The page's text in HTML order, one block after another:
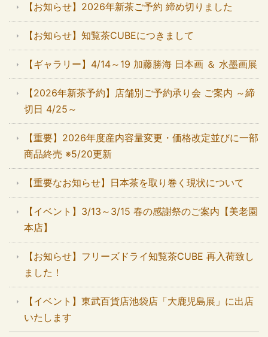
【お知らせ】2026年新茶ご予約 締め切りました
【お知らせ】知覧茶CUBEにつきまして
【ギャラリー】4/14～19 加藤勝海 日本画 ＆ 水墨画展
【2026年新茶予約】店舗別ご予約承り会 ご案内 ～締
切日 4/25～
【重要】2026年度産内容量変更・価格改定並びに一部
商品終売 ※5/20更新
【重要なお知らせ】日本茶を取り巻く現状について
【イベント】3/13～3/15 春の感謝祭のご案内【美老園
本店】
【お知らせ】フリーズドライ知覧茶CUBE 再入荷致し
ました！
【イベント】東武百貨店池袋店「大鹿児島展」に出店
いたします